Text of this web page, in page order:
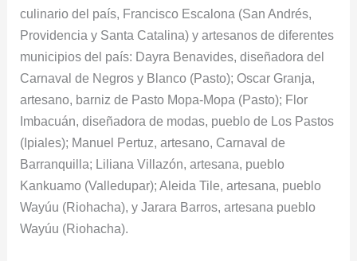
culinario del país, Francisco Escalona (San Andrés,
Providencia y Santa Catalina) y artesanos de diferentes
municipios del país: Dayra Benavides, diseñadora del
Carnaval de Negros y Blanco (Pasto); Oscar Granja,
artesano, barniz de Pasto Mopa-Mopa (Pasto); Flor
Imbacuán, diseñadora de modas, pueblo de Los Pastos
(Ipiales); Manuel Pertuz, artesano, Carnaval de
Barranquilla; Liliana Villazón, artesana, pueblo
Kankuamo (Valledupar); Aleida Tile, artesana, pueblo
Wayúu (Riohacha), y Jarara Barros, artesana pueblo
Wayúu (Riohacha).